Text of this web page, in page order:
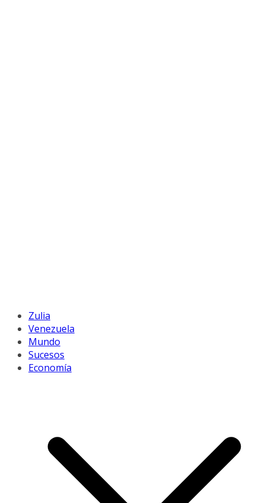
Zulia
Venezuela
Mundo
Sucesos
Economía